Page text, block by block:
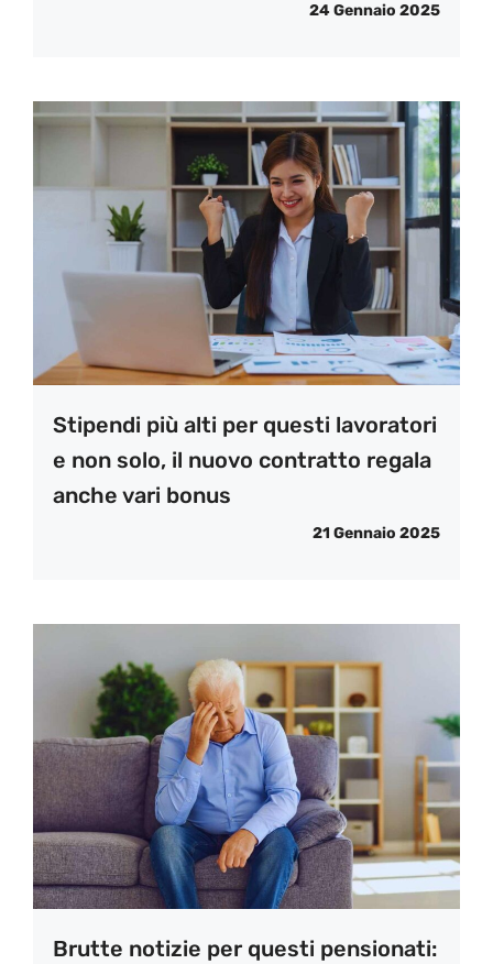
24 Gennaio 2025
Stipendi più alti per questi lavoratori
e non solo, il nuovo contratto regala
anche vari bonus
21 Gennaio 2025
Brutte notizie per questi pensionati: